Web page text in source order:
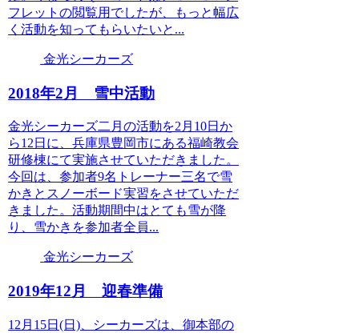
フレットの閲覧用でしたが、もっと幅広
く活動を知ってもらいたいと...
金光シーカーズ
2018年2月 雪中活動
金光シーカーズ二月の活動を2月10日か
ら12日に、兵庫県豊岡市にある福崎教会
研修棟にて実施させていただきました。
今回は、参加者9名トレーナー三名で雪
かきとスノーボード実習をさせていただ
きました。活動期間中はとても雪が降
り、雪かきを参加者全員...
金光シーカーズ
2019年12月 迎春準備
12月15日(日)、シーカーズは、御本部の